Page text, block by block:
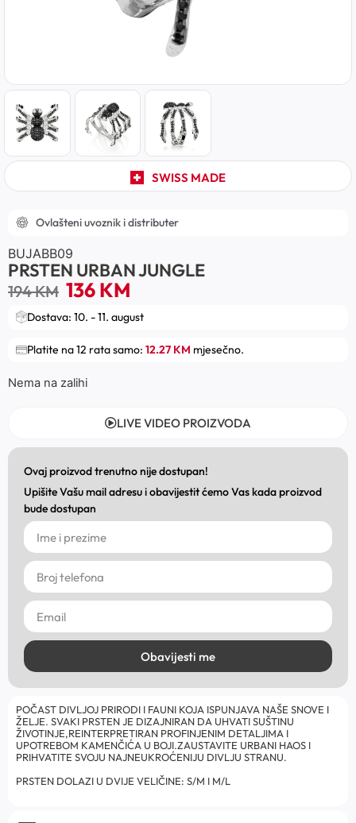
SWISS MADE
Ovlašteni uvoznik i distributer
BUJABB09
PRSTEN URBAN JUNGLE
194KM 136KM
Dostava: 10. - 11. august
Platite na 12 rata samo: 12.27 KM mjesečno.
Nema na zalihi
LIVE VIDEO PROIZVODA
Ovaj proizvod trenutno nije dostupan!
Upišite Vašu mail adresu i obavijestit ćemo Vas kada proizvod
bude dostupan
Obavijesti me
POČAST DIVLJOJ PRIRODI I FAUNI KOJA ISPUNJAVA NAŠE SNOVE I
ŽELJE. SVAKI PRSTEN JE DIZAJNIRAN DA UHVATI SUŠTINU
ŽIVOTINJE,REINTERPRETIRAN PROFINJENIM DETALJIMA I
UPOTREBOM KAMENČIĆA U BOJI.ZAUSTAVITE URBANI HAOS I
PRIHVATITE SVOJU NAJNEUKROĆENIJU DIVLJU STRANU.
PRSTEN DOLAZI U DVIJE VELIČINE: S/M I M/L